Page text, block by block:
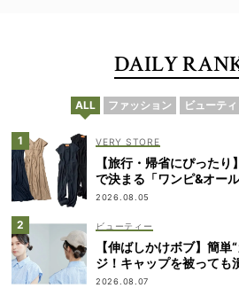
DAILY
ALL ファッション ビューティ
VERY STORE
【旅行・帰省にぴった
で決まる「ワンピ&オー
2026.08.05
ビューティー
【伸ばしかけボブ】簡
ジ！キャップを被っても
2026.08.07